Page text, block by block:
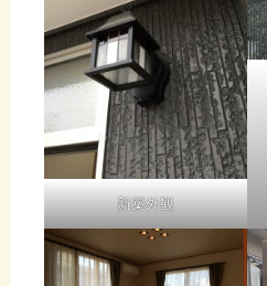
生
活
の
新築外観